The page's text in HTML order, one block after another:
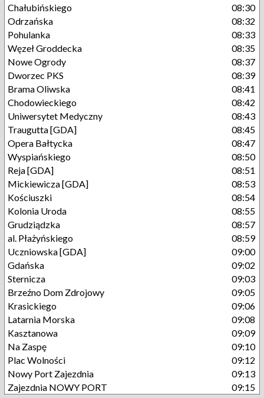
Chałubińskiego
08:30
Odrzańska
08:32
Pohulanka
08:33
Węzeł Groddecka
08:35
Nowe Ogrody
08:37
Dworzec PKS
08:39
Brama Oliwska
08:41
Chodowieckiego
08:42
Uniwersytet Medyczny
08:43
Traugutta [GDA]
08:45
Opera Bałtycka
08:47
Wyspiańskiego
08:50
Reja [GDA]
08:51
Mickiewicza [GDA]
08:53
Kościuszki
08:54
Kolonia Uroda
08:55
Grudziądzka
08:57
al. Płażyńskiego
08:59
Uczniowska [GDA]
09:00
Gdańska
09:02
Sternicza
09:03
Brzeźno Dom Zdrojowy
09:05
Krasickiego
09:06
Latarnia Morska
09:08
Kasztanowa
09:09
Na Zaspę
09:10
Plac Wolności
09:12
Nowy Port Zajezdnia
09:13
Zajezdnia NOWY PORT
09:15